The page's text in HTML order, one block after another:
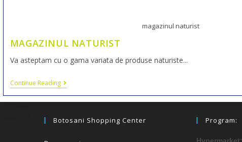
magazinul naturist
MAGAZINUL NATURIST
Va asteptam cu o gama variata de produse naturiste...
Continue Reading
Botosani Shopping Center Program: